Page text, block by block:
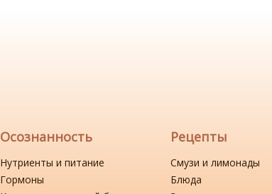
Осознанность
Нутриенты и питание
Гормоны
Рецепты
Смузи и лимонады
Блюда